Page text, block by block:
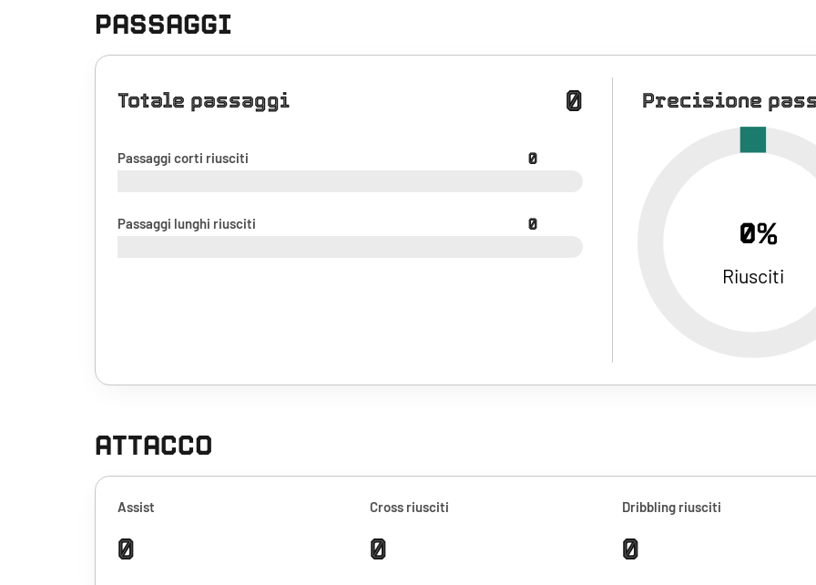
PASSAGGI
Totale passaggi 0
Passaggi corti riusciti 0
Passaggi lunghi riusciti 0
Precisione
0%
Riusciti
ATTACCO
Assist
0
Cross riusciti
0
Dribbling riusciti
0